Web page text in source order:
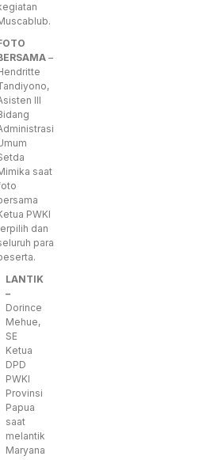
–
III
saat
PWKI
dan
para
LANTIK
–
Dorince
Mehue,
SE
Ketua
DPD
PWKI
Provinsi
Papua
saat
melantik
Maryana